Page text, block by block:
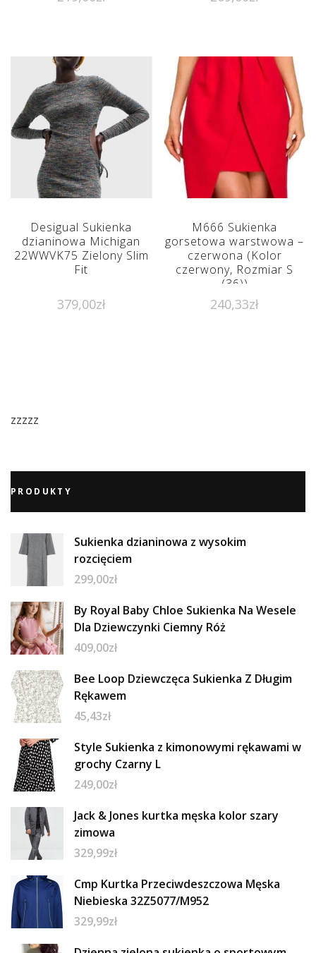
Desigual Sukienka
dzianinowa Michigan
22WWVK75 Zielony Slim
Fit
379,00zł
M666 Sukienka
gorsetowa warstwowa –
czerwona (Kolor
czerwony, Rozmiar S
(36))
240,33zł
zzzzz
PRODUKTY
Sukienka dzianinowa z wysokim
rozcięciem
299,00zł
By Royal Baby Chloe Sukienka Na Wesele
Dla Dziewczynki Ciemny Róż
409,00zł
Bee Loop Dziewczęca Sukienka Z Długim
Rękawem
45,43zł
Style Sukienka z kimonowymi rękawami w
grochy Czarny L
249,00zł
Jack & Jones kurtka męska kolor szary
zimowa
329,99zł
Cmp Kurtka Przeciwdeszczowa Męska
Niebieska 32Z5077/M952
329,99zł